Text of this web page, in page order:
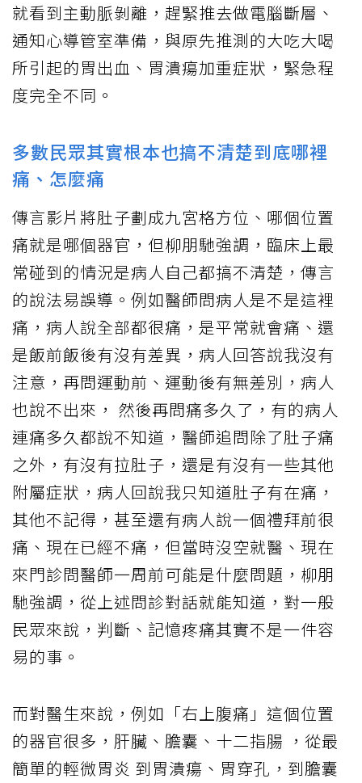
就看到主動脈剝離，趕緊推去做電腦斷層、
通知心導管室準備，與原先推測的大吃大喝
所引起的胃出血、胃潰瘍加重症狀，緊急程
度完全不同。
多數民眾其實根本也搞不清楚到底哪裡
痛、怎麼痛
傳言影片將肚子劃成九宮格方位、哪個位置
痛就是哪個器官，但柳朋馳強調，臨床上最
常碰到的情況是病人自己都搞不清楚，傳言
的說法易誤導。例如醫師問病人是不是這裡
痛，病人說全部都很痛，是平常就會痛、還
是飯前飯後有沒有差異，病人回答說我沒有
注意，再問運動前、運動後有無差別，病人
也說不出來， 然後再問痛多久了，有的病人
連痛多久都說不知道，醫師追問除了肚子痛
之外，有沒有拉肚子，還是有沒有一些其他
附屬症狀，病人回說我只知道肚子有在痛，
其他不記得，甚至還有病人說一個禮拜前很
痛、現在已經不痛，但當時沒空就醫、現在
來門診問醫師一周前可能是什麼問題，柳朋
馳強調，從上述問診對話就能知道，對一般
民眾來說，判斷、記憶疼痛其實不是一件容
易的事。
而對醫生來說，例如「右上腹痛」這個位置
的器官很多，肝臟、膽囊、十二指腸 ，從最
簡單的輕微胃炎 到胃潰瘍、胃穿孔，到膽囊